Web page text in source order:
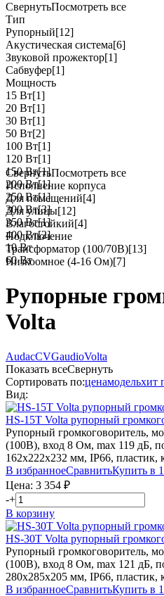
СвернутьПосмотреть все
Тип
Рупорный[12]
Акустическая система[6]
Звуковой прожектор[1]
Сабвуфер[1]
Мощность
15 Вт[1]
20 Вт[1]
30 Вт[1]
50 Вт[2]
100 Вт[1]
120 Вт[1]
150 Вт[1]
200 Вт[1]
250 Вт[1]
300 Вт[3]
350 Вт[1]
400 Вт[2]
10 Вт
60 Вт
СвернутьПосмотреть все
Исполнение корпуса
Для помещений[4]
Для улицы[12]
Влагостойкий[4]
Подключение
Трансформатор (100/70В)[13]
Низкоомное (4-16 Ом)[7]
Рупорные
Volta
AudacCVGaudioVolta
Показать всеСвернуть
Сортировать по:ценамодельхит
Вид:
HS-15T Volta рупорный
Рупорный громкоговоритель,
(100В), вход 8 Ом, max 119 дБ,
162х222х232 мм, IP66,
В избранноеСравнитьКупить в
Цена: 3 354 ₽
-+
В корзину
HS-30T Volta рупорный
Рупорный громкоговоритель,
(100В), вход 8 Ом, max 121 дБ,
280х285х205 мм, IP66,
В избранноеСравнитьКупить в